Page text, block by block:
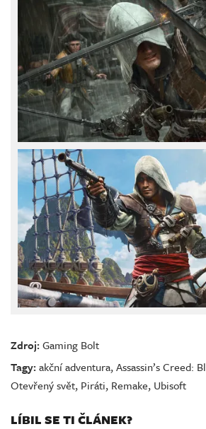
Zdroj:Gaming Bolt
Tagy:akční adventura,Assassin’s Creed:
Otevřený svět, Piráti, Remake, Ubisoft
LÍBIL SE TI ČLÁNEK?